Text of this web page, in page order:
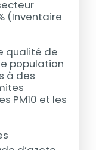
(Inventaire
qualité de
population
à des
PM10 et les